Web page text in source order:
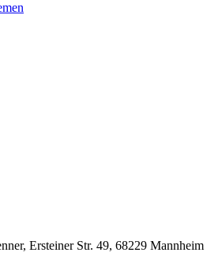
Ersteiner Str. 49, 68229 Mannheim